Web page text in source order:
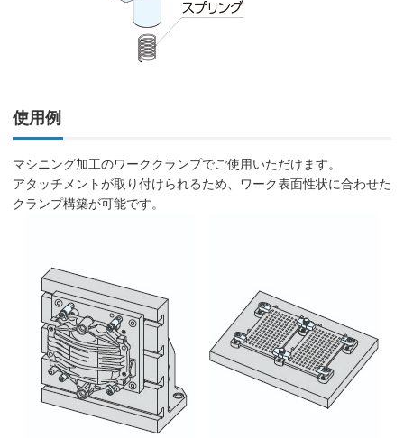
使用例
マシニング加工のワーククランプでご使用いただけます。
アタッチメントが取り付けられるため、ワーク表面性状に合わせた
クランプ構築が可能です。